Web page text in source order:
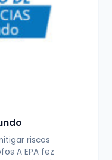
riscos
A EPA fez